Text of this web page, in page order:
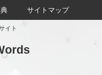
イト
サイトマップ